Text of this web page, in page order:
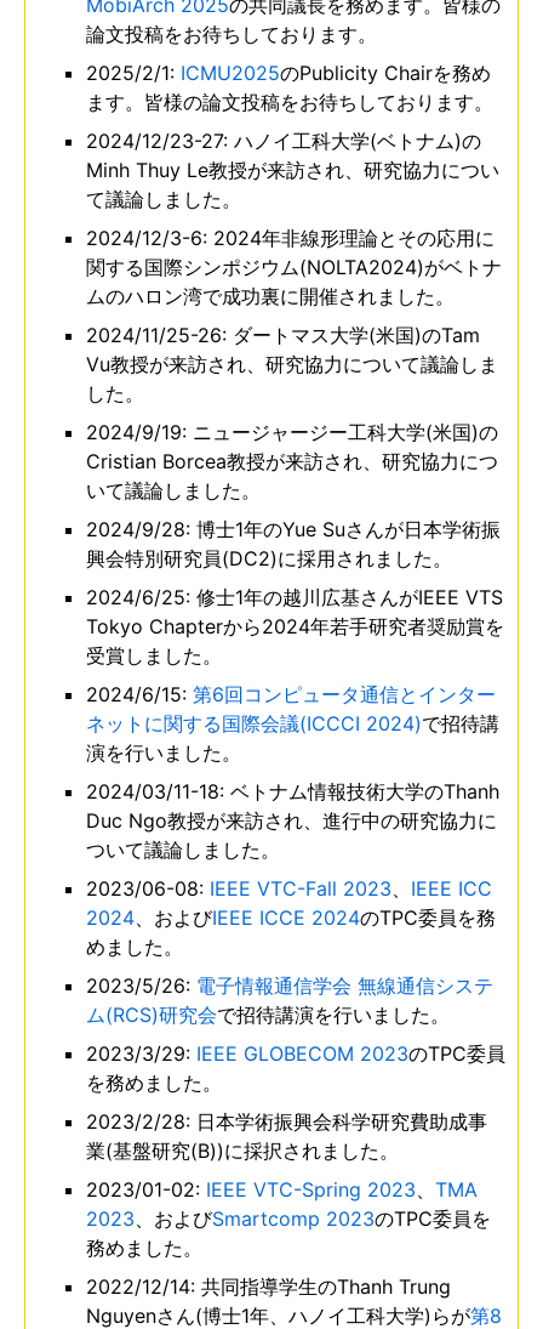
論文投稿をお待ちしております。
2025/2/1: ICMU2025のPublicity Chairを務め
ます。皆様の論文投稿をお待ちしております。
2024/12/23-27: ハノイ工科大学(ベトナム)の
Minh Thuy Le教授が来訪され、研究協力につい
て議論しました。
2024/12/3-6: 2024年非線形理論とその応用に
関する国際シンポジウム(NOLTA2024)がベトナ
ムのハロン湾で成功裏に開催されました。
2024/11/25-26: ダートマス大学(米国)のTam
Vu教授が来訪され、研究協力について議論しま
した。
2024/9/19: ニュージャージー工科大学(米国)の
Cristian Borcea教授が来訪され、研究協力につ
いて議論しました。
2024/9/28: 博士1年のYue Suさんが日本学術振
興会特別研究員(DC2)に採用されました。
2024/6/25: 修士1年の越川広基さんがIEEE VTS
Tokyo Chapterから2024年若手研究者奨励賞を
受賞しました。
2024/6/15: 第6回コンピュータ通信とインター
ネットに関する国際会議(ICCCI 2024)で招待講
演を行いました。
2024/03/11-18: ベトナム情報技術大学のThanh
Duc Ngo教授が来訪され、進行中の研究協力に
ついて議論しました。
2023/06-08: IEEE VTC-Fall 2023
IEEE ICC
2024 、およびIEEE ICCE 2024のTPC委員を務
めました。
2023/5/26: 電子情報通信学会 無線通信システ
ム(RCS)研究会で招待講演を行いました。
2023/3/29: IEEE GLOBECOM 2023のTPC委員
を務めました。
2023/2/28: 日本学術振興会科学研究費助成事
業(基盤研究(B))に採択されました。
2023/01-02: IEEE VTC-Spring 2023
TMA
2023 、およびSmartcomp 2023のTPC委員を
務めました。
2022/12/14: 共同指導学生のThanh Trung
Nguyenさん(博士1年、ハノイ工科大学)らが第8